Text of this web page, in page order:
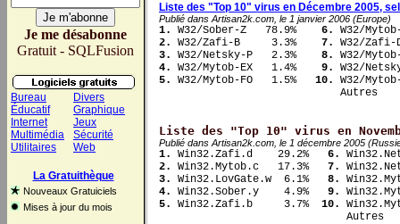
Je me désabonne
Gratuit - SQLFusion
Bureau
Éducatif
Internet
Multimédia
Utilitaires
Divers
Graphique
Jeux
Sécurité
Web
La Gratuithèque
Nouveaux Gratuiciels
Mises à jour du mois
Liste des "Top 10" virus en Décembre 2005,
Publié dans Artisan2k.com, le 1 janvier 2006 (Europe)
1. W32/Sober-Z   78.9%
6.
2.
W32/Zafi-B     3.3%
7.
3.
W32/Netsky-P   2.3%
8.
4.
W32/Mytob-EX   1.4%
9.
5.
W32/Mytob-FO   1.5% 10.
W32/
Autres
Liste des "Top 10" virus en
Publié dans Artisan2k.com, le 1 décembre 2005
1. Win32.Zafi.d    29.2%
6.
2.
Win32.Mytob.c   17.3%
7.
3.
Win32.LovGate.w  6.1%
8.
4.
Win32.Sober.y    4.9%
9.
5.
Win32.Zafi.b     3.7% 10.
Autres